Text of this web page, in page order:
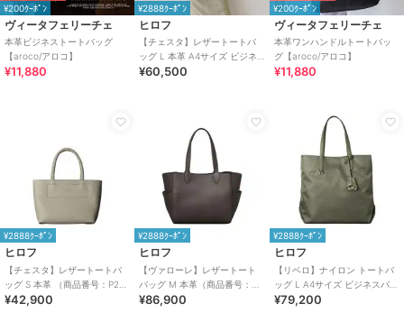
¥200ｸｰﾎﾟﾝ
ヴィータフェリーチェ
本革ビジネストートバッグ
【aroco/アロコ】
¥11,880
¥2888ｸｰﾎﾟﾝ
ヒロフ
【チェスタ】レザートートバ
ッグ L 本革 A4サイズ ビジネ
スバッグ ※WEB限定（商品番
¥60,500
¥200ｸｰﾎﾟﾝ
ヴィータフェリーチェ
本革ワンハンドルトートバッ
グ【aroco/アロコ】
¥11,880
¥2888ｸｰﾎﾟﾝ
ヒロフ
【チェスタ】レザートートバ
ッグ S 本革 （商品番号：P25
－30530）
¥42,900
¥2888ｸｰﾎﾟﾝ
ヒロフ
【ヴァローレ】レザートート
バッグ M 本革（商品番号：
P25-35313）
¥86,900
¥2888ｸｰﾎﾟﾝ
ヒロフ
【リベロ】ナイロン トートバ
ッグ L A4サイズ ビジネスバッ
グ（商品番号：P25-39314）
¥79,200